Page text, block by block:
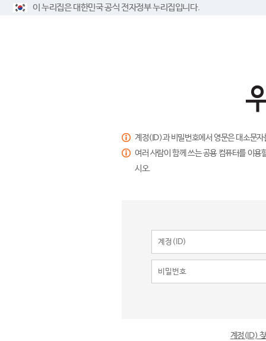
이 누리집은 대한민국 공식 전자정부 누리집입니다.
계정(ID)과 비밀번호에서 영문은 대소문
여러 사람이 함께 쓰는 공용 컴퓨터를 이
시오.
계정(ID)